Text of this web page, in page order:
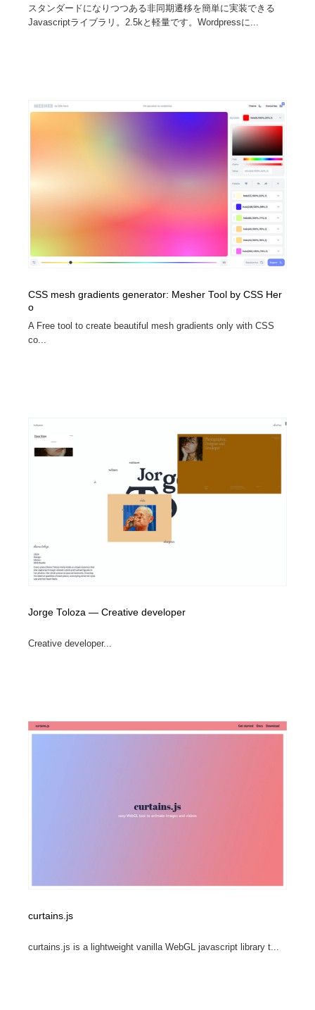
スタンダードになりつつある非同期遷移を簡単に実装できる
Javascriptライブラリ。2.5kと軽量です。Wordpressに...
CSS mesh gradients generator: Mesher Tool by CSS Her
o
A Free tool to create beautiful mesh gradients only with CSS
co...
Jorge Toloza — Creative developer
Creative developer...
curtains.js
curtains.js is a lightweight vanilla WebGL javascript library t...